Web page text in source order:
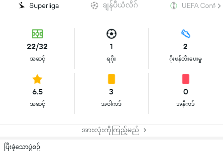
Superliga ချန်ပီယံလိဂ် UEFA
22/32
အဆင့်
1
ရဂိုး
2
ဂိုးဖန်တီးပေးမှု
6.5
အဆင့်
3
အဝါကဒ်
0
အနီကဒ်
အားလုံးကိုကြည့်မည်
ပြီးခဲ့သောပွဲစဉ်